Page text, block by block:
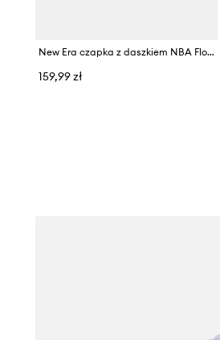
New Era czapka z daszkiem NBA Flower Trucker Lakers
159,99 zł